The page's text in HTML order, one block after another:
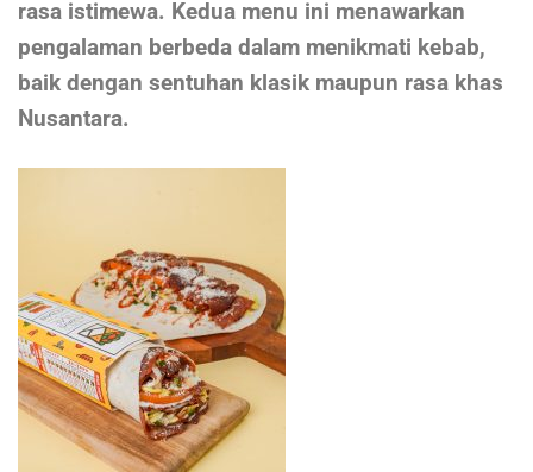
rasa istimewa. Kedua menu ini menawarkan
pengalaman berbeda dalam menikmati kebab,
baik dengan sentuhan klasik maupun rasa khas
Nusantara.